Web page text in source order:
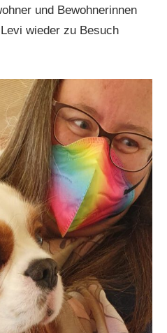
und Bewohnerinnen
wieder zu Besuch